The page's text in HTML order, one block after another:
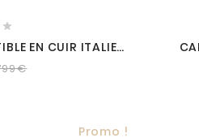

EN CUIR ITALIEN
DE FACE)
€
Promo !